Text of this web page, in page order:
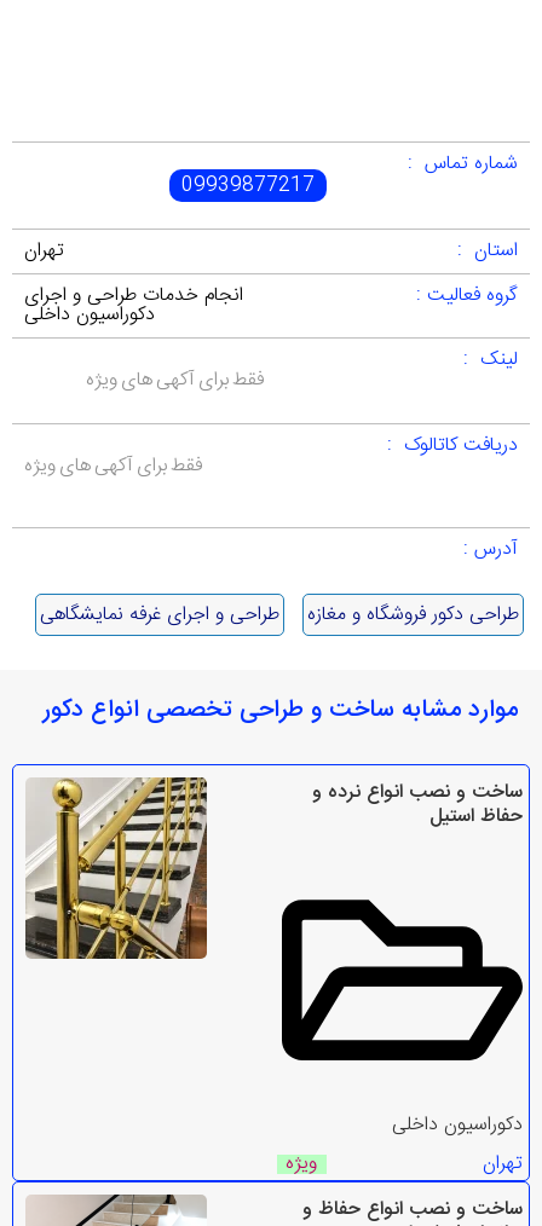
شماره تماس :
09939877217
استان :
تهران
گروه فعالیت :
انجام خدمات طراحی و اجرای
دکوراسیون داخلی
لینک :
فقط برای آکهی های ویژه
دریافت کاتالوک :
فقط برای آکهی های ویژه
آدرس :
طراحی دکور فروشگاه و مغازه
طراحی و اجرای غرفه نمایشگاهی
موارد مشابه ساخت و طراحی تخصصی انواع دکور
ساخت و نصب انواع نرده و
حفاظ استیل
دکوراسیون داخلی
تهران
ویژه
ساخت و نصب انواع حفاظ و